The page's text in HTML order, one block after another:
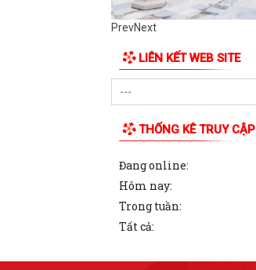
PrevNext
LIÊN KẾT WEB SITE
THỐNG KÊ TRUY CẬP
Đang online:
Hôm nay:
Trong tuần:
Tất cả: